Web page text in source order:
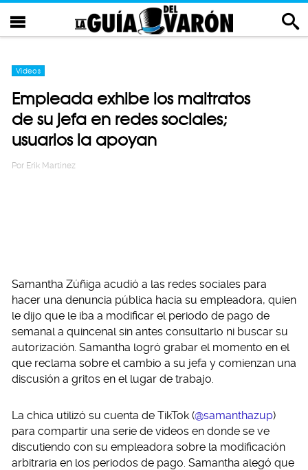
Videos
Empleada exhibe los maltratos
de su jefa en redes sociales;
usuarios la apoyan
Por Erik Martinez
Samantha Zúñiga acudió a las redes sociales para
hacer una denuncia pública hacia su empleadora, quien
le dijo que le iba a modificar el periodo de pago de
semanal a quincenal sin antes consultarlo ni buscar su
autorización. Samantha logró grabar el momento en el
que reclama sobre el cambio a su jefa y comienzan una
discusión a gritos en el lugar de trabajo.
La chica utilizó su cuenta de TikTok (@samanthazup)
para compartir una serie de videos en donde se ve
discutiendo con su empleadora sobre la modificación
arbitraria en los periodos de pago. Samantha alegó que